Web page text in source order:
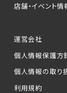
店舗・イベント
運営会社
個人情報保護方
個人情報の取り
利用規約